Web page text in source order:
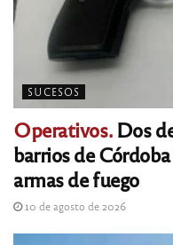
SUCESOS
Operativos.Dos
barrios de
armas de fuego
10 de agosto de 2026